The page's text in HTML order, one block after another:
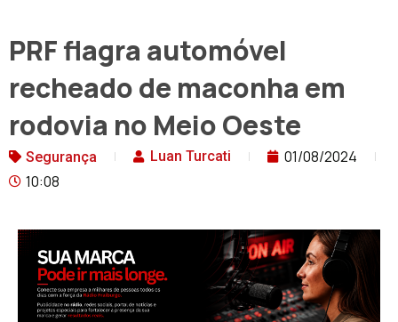
PRF flagra automóvel
recheado de maconha em
rodovia no Meio Oeste
Segurança Luan Turcati
01/08/2024
10:08